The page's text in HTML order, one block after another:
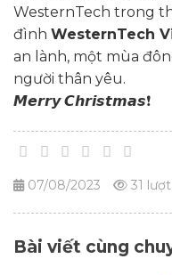
WesternTech trong
đình WesternTech
an lành, một mùa
người thân yêu.
𝙈𝙚𝙧𝙧𝙮 𝘾𝙝𝙧𝙞𝙨𝙩𝙢𝙖𝙨❗
07/08/2023 31
Bài viết cùng